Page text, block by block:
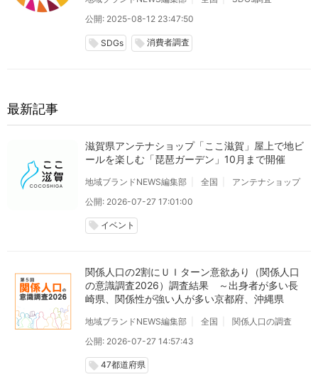
公開: 2025-08-12 23:47:50
local_offer SDGs local_offer 消費者調査
最新記事
滋賀県アンテナショップ「ここ滋賀」屋上で地ビ
ールを楽しむ「琵琶ガーデン」10月まで開催
地域ブランドNEWS編集部 全国
アンテナショップ
公開: 2026-07-27 17:01:00
local_offer イベント
関係人口の2割にＵＩターン意欲あり（関係人口
の意識調査2026）調査結果 ～出身者が多い長
崎県、関係性が強い人が多い京都府、沖縄県
地域ブランドNEWS編集部 全国
関係人口の調査
公開: 2026-07-27 14:57:43
local_offer 47都道府県